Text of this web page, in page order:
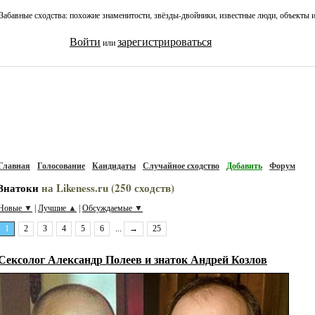
Забавные сходства: похожие знаменитости, звёзды-двойники, известные люди, объекты
Войти или зарегистрироваться
Голосование Кандидаты Случайное сходство Добавить Форум
на Likeness.ru (250 сходств)
▼ Лучшие ▲ Обсуждаемые ▼
1 2 3 4 5 6 ... → 25
Александр Полеев и знаток Андрей Козлов